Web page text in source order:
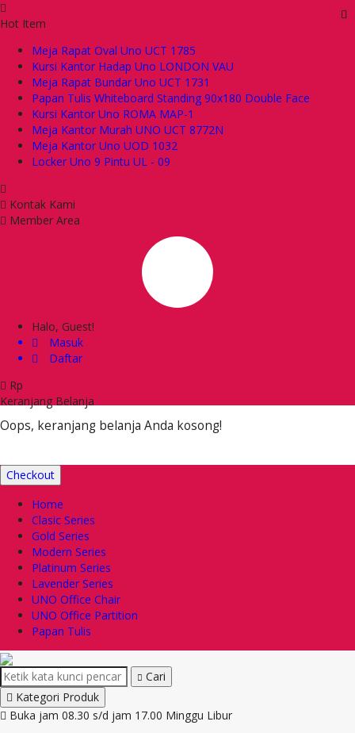
Hot Item
Meja Rapat Oval Uno UCT 1785
Kursi Kantor Hadap Uno LONDON VAU
Meja Rapat Bundar Uno UCT 1731
Papan Tulis Whiteboard Standing 90x180 Double Face
Kursi Kantor Uno ROMA MAP-1
Meja Kantor Murah UNO UCT 8772N
Meja Kantor Uno UOD 1032
Locker Uno 9 Pintu UL - 09
Kontak Kami
Member Area
Halo, Guest!
Masuk
Daftar
Rp
Keranjang Belanja
Oops, keranjang belanja Anda kosong!
Checkout
Home
Clasic Series
Gold Series
Modern Series
Platinum Series
Lavender Series
UNO Office Chair
UNO Office Partition
Papan Tulis
Cari
Kategori Produk
Buka jam 08.30 s/d jam 17.00 Minggu Libur